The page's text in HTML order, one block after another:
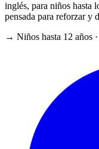
inglés, para niños hasta
pensada para reforzar y
→ Niños hasta 12 años